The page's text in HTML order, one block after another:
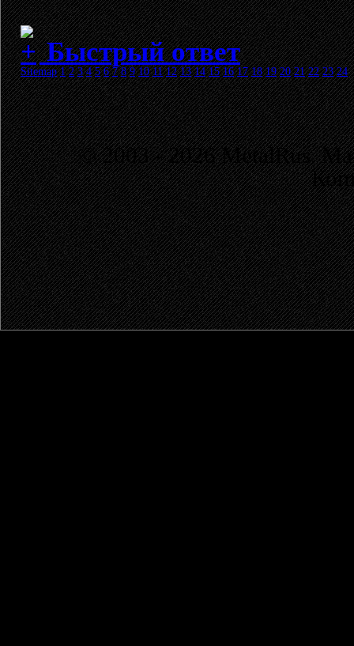
Быстрый ответ
Sitemap 1 2 3 4 5 6 7 8 9 10 11 12 13 14 15 16 17 18 19 20 21 22 23 24
© 2003 - 2026 MetalRus.